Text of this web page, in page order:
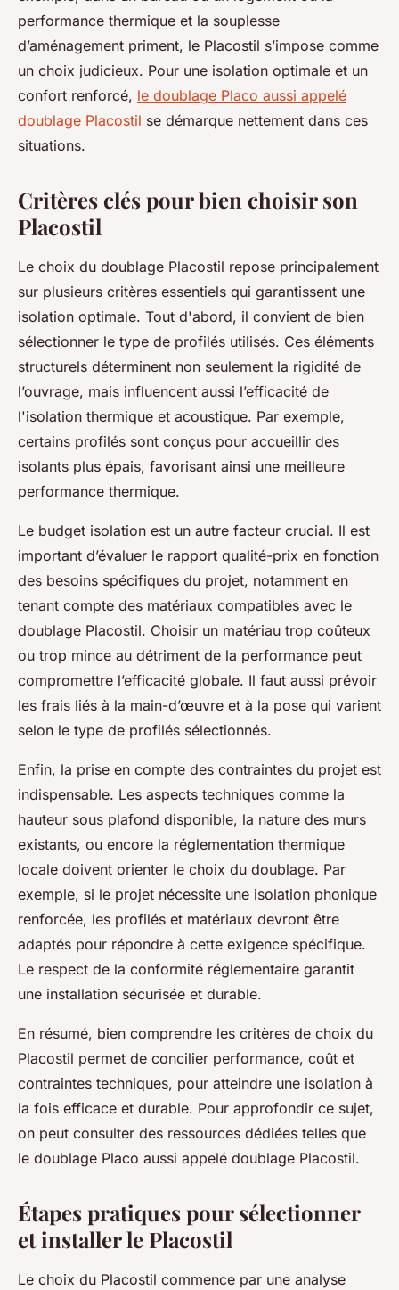
performance thermique et la souplesse
d’aménagement priment, le Placostil s’impose comme
un choix judicieux. Pour une isolation optimale et un
confort renforcé, le doublage Placo aussi appelé
doublage Placostil se démarque nettement dans ces
situations.
Critères clés pour bien choisir son
Placostil
Le choix du doublage Placostil repose principalement
sur plusieurs critères essentiels qui garantissent une
isolation optimale. Tout d'abord, il convient de bien
sélectionner le type de profilés utilisés. Ces éléments
structurels déterminent non seulement la rigidité de
l’ouvrage, mais influencent aussi l’efficacité de
l'isolation thermique et acoustique. Par exemple,
certains profilés sont conçus pour accueillir des
isolants plus épais, favorisant ainsi une meilleure
performance thermique.
Le budget isolation est un autre facteur crucial. Il est
important d’évaluer le rapport qualité-prix en fonction
des besoins spécifiques du projet, notamment en
tenant compte des matériaux compatibles avec le
doublage Placostil. Choisir un matériau trop coûteux
ou trop mince au détriment de la performance peut
compromettre l’efficacité globale. Il faut aussi prévoir
les frais liés à la main-d’œuvre et à la pose qui varient
selon le type de profilés sélectionnés.
Enfin, la prise en compte des contraintes du projet est
indispensable. Les aspects techniques comme la
hauteur sous plafond disponible, la nature des murs
existants, ou encore la réglementation thermique
locale doivent orienter le choix du doublage. Par
exemple, si le projet nécessite une isolation phonique
renforcée, les profilés et matériaux devront être
adaptés pour répondre à cette exigence spécifique.
Le respect de la conformité réglementaire garantit
une installation sécurisée et durable.
En résumé, bien comprendre les critères de choix du
Placostil permet de concilier performance, coût et
contraintes techniques, pour atteindre une isolation à
la fois efficace et durable. Pour approfondir ce sujet,
on peut consulter des ressources dédiées telles que
le doublage Placo aussi appelé doublage Placostil.
Étapes pratiques pour sélectionner
et installer le Placostil
Le choix du Placostil commence par une analyse